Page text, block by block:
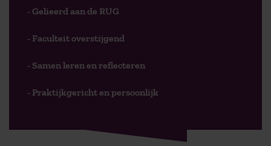
- Gelieerd aan de RUG
- Faculteit overstijgend
- Samen leren en reflecteren
- Praktijkgericht en persoonlijk